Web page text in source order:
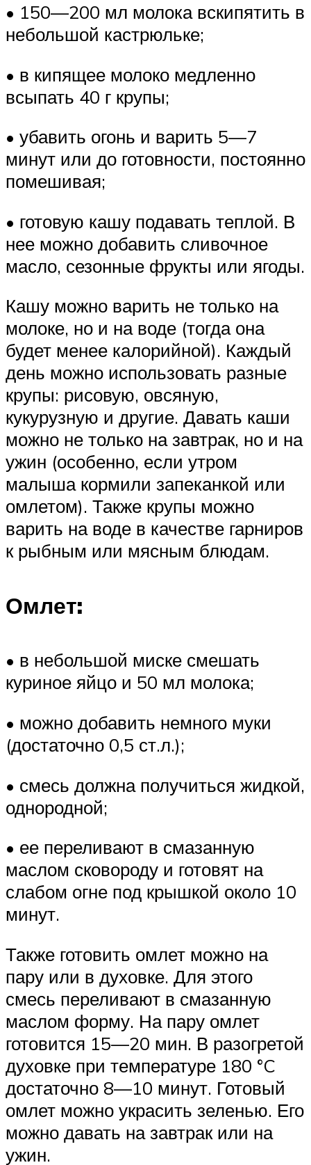
• 150—200 мл молока вскипятить в
небольшой кастрюльке;
• в кипящее молоко медленно
всыпать 40 г крупы;
• убавить огонь и варить 5—7
минут или до готовности, постоянно
помешивая;
• готовую кашу подавать теплой. В
нее можно добавить сливочное
масло, сезонные фрукты или ягоды.
Кашу можно варить не только на
молоке, но и на воде (тогда она
будет менее калорийной). Каждый
день можно использовать разные
крупы: рисовую, овсяную,
кукурузную и другие. Давать каши
можно не только на завтрак, но и на
ужин (особенно, если утром
малыша кормили запеканкой или
омлетом). Также крупы можно
варить на воде в качестве гарниров
к рыбным или мясным блюдам.
Омлет:
• в небольшой миске смешать
куриное яйцо и 50 мл молока;
• можно добавить немного муки
(достаточно 0,5 ст.л.);
• смесь должна получиться жидкой,
однородной;
• ее переливают в смазанную
маслом сковороду и готовят на
слабом огне под крышкой около 10
минут.
Также готовить омлет можно на
пару или в духовке. Для этого
смесь переливают в смазанную
маслом форму. На пару омлет
готовится 15—20 мин. В разогретой
духовке при температуре 180 °C
достаточно 8—10 минут. Готовый
омлет можно украсить зеленью. Его
можно давать на завтрак или на
ужин.